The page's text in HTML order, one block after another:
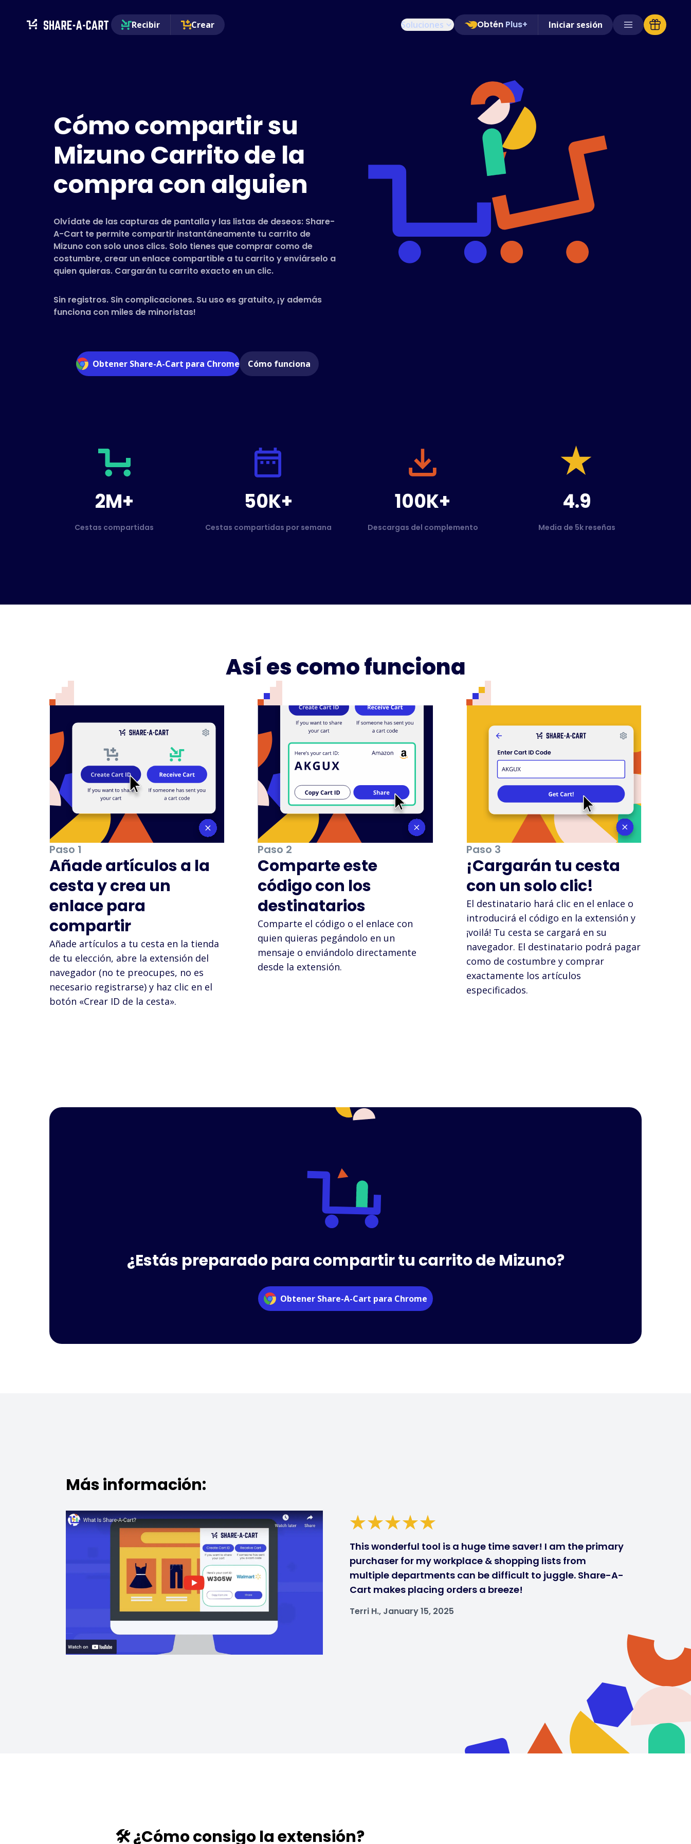
Recibir Crear Soluciones Obtén Plus+ Iniciar sesión
Español (Spanish)
Cómo compartir su
Mizuno Carrito de la
compra con alguien
Olvídate de las capturas de pantalla y las listas de deseos: Share-
A-Cart te permite compartir instantáneamente tu carrito de
Mizuno con solo unos clics. Solo tienes que comprar como de
costumbre, crear un enlace compartible a tu carrito y enviárselo a
quien quieras. Cargarán tu carrito exacto en un clic.
Sin registros. Sin complicaciones. Su uso es gratuito, ¡y además
funciona con miles de minoristas!
Obtener Share-A-Cart para Chrome Cómo funciona
2M+
Cestas compartidas
50K+
Cestas compartidas por semana
100K+
Descargas del complemento
4.9
Media de 5k reseñas
Así es como funciona
Paso 1
Añade artículos a la
cesta y crea un
enlace para
compartir
Añade artículos a tu cesta en la tienda
de tu elección, abre la extensión del
navegador (no te preocupes, no es
necesario registrarse) y haz clic en el
botón «Crear ID de la cesta».
Paso 2
Comparte este
código con los
destinatarios
Comparte el código o el enlace con
quien quieras pegándolo en un
mensaje o enviándolo directamente
desde la extensión.
Paso 3
¡Cargarán tu cesta
con un solo clic!
El destinatario hará clic en el enlace o
introducirá el código en la extensión y
¡voilá! Tu cesta se cargará en su
navegador. El destinatario podrá pagar
como de costumbre y comprar
exactamente los artículos
especificados.
¿Estás preparado para compartir tu carrito de Mizuno?
Obtener Share-A-Cart para Chrome
Más información:
This wonderful tool is a huge time saver! I am the primary
purchaser for my workplace & shopping lists from
multiple departments can be difficult to juggle. Share-A-
Cart makes placing orders a breeze!
Terri H., January 15, 2025
🛠️ ¿Cómo consigo la extensión?